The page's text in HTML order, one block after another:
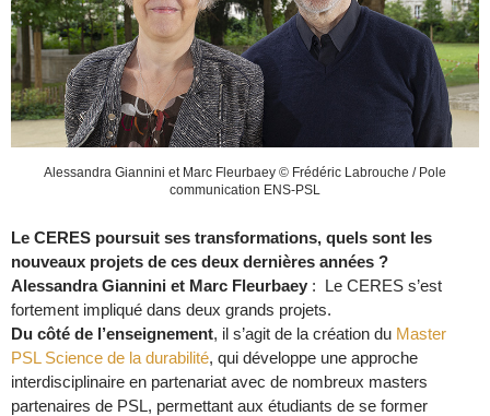
Alessandra Giannini et Marc Fleurbaey © Frédéric Labrouche / Pole
communication ENS-PSL
Le CERES poursuit ses transformations, quels sont les
nouveaux projets de ces deux dernières années ?
Alessandra Giannini et Marc Fleurbaey : Le CERES s’est
fortement impliqué dans deux grands projets.
Du côté de l’enseignement, il s’agit de la création du Master
PSL Science de la durabilité, qui développe une approche
interdisciplinaire en partenariat avec de nombreux masters
partenaires de PSL, permettant aux étudiants de se former